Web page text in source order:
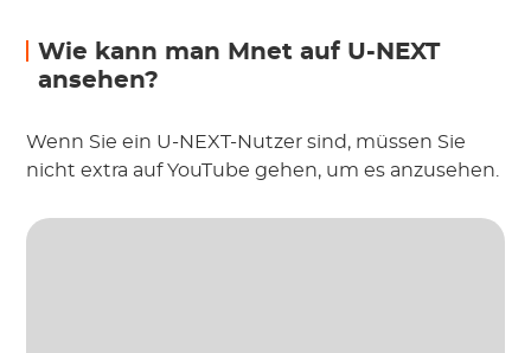
Wie kann man Mnet auf U-NEXT
ansehen?
Wenn Sie ein U-NEXT-Nutzer sind, müssen Sie
nicht extra auf YouTube gehen, um es anzusehen.